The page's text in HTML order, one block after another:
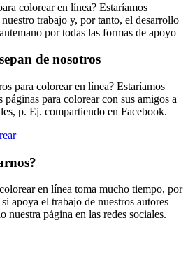
colorear en línea? Estaríamos
trabajo y, por tanto, el desarrollo
por todas las formas de apoyo
de nosotros
para colorear en línea? Estaríamos
páginas para colorear con sus amigos a
p. Ej. compartiendo en Facebook.
en línea toma mucho tiempo, por
apoya el trabajo de nuestros autores
nuestra página en las redes sociales.